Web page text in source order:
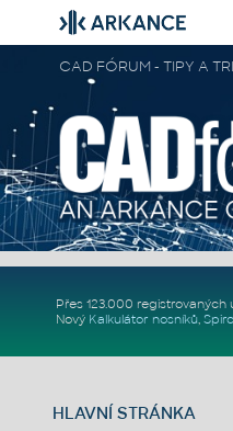
CAD FÓRUM - TIPY A
Přes 123.000 registrovaných
Nový Kalkulátor nosníků,
HLAVNÍ STRÁNKA